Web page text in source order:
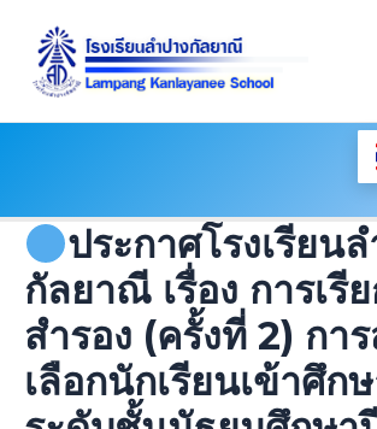
Content
ประกาศโรงเรียน
กัลยาณี เรื่อง การเรี
สำรอง (ครั้งที่ 2) กา
เลือกนักเรียนเข้าศึก
Navigation